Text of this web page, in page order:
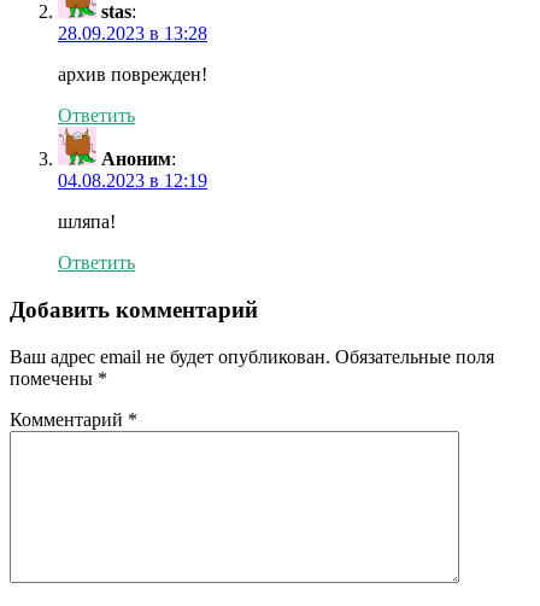
stas:
28.09.2023 в 13:28
архив поврежден!
Ответить
Аноним:
04.08.2023 в 12:19
шляпа!
Ответить
Добавить комментарий
Ваш адрес email не будет опубликован. Обязательные поля
помечены *
Комментарий *